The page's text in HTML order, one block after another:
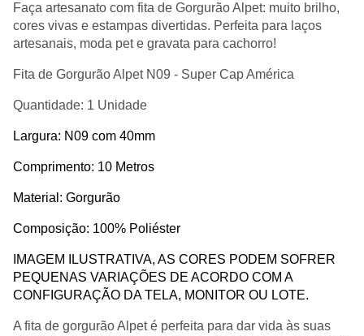
Faça artesanato com fita de Gorgurão Alpet: muito brilho,
cores vivas e estampas divertidas. Perfeita para laços
artesanais, moda pet e gravata para cachorro!
Fita de Gorgurão Alpet N09 - Super Cap América
Quantidade: 1 Unidade
Largura: N09 com 40mm
Comprimento: 10 Metros
Material: Gorgurão
Composição: 100% Poliéster
IMAGEM ILUSTRATIVA, AS CORES PODEM SOFRER
PEQUENAS VARIAÇÕES DE ACORDO COM A
CONFIGURAÇÃO DA TELA, MONITOR OU LOTE.
A fita de gorgurão Alpet é perfeita para dar vida às suas